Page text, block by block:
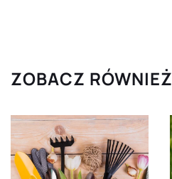
ZOBACZ RÓWNIEŻ